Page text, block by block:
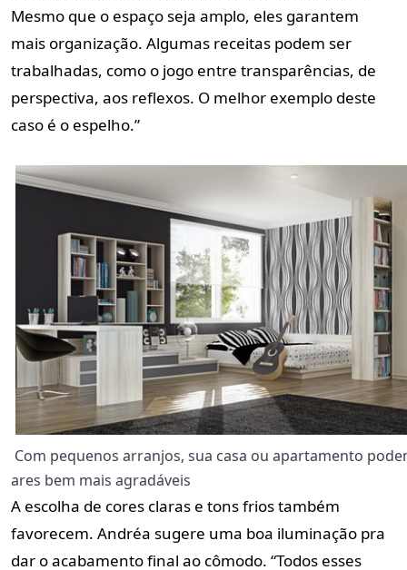
Mesmo que o espaço seja amplo, eles garantem
mais organização. Algumas receitas podem ser
trabalhadas, como o jogo entre transparências, de
perspectiva, aos reflexos. O melhor exemplo deste
caso é o espelho.”
Com pequenos arranjos, sua casa ou apartamento
ares bem mais agradáveis
A escolha de cores claras e tons frios também
favorecem. Andréa sugere uma boa iluminação pra
dar o acabamento final ao cômodo. “Todos esses